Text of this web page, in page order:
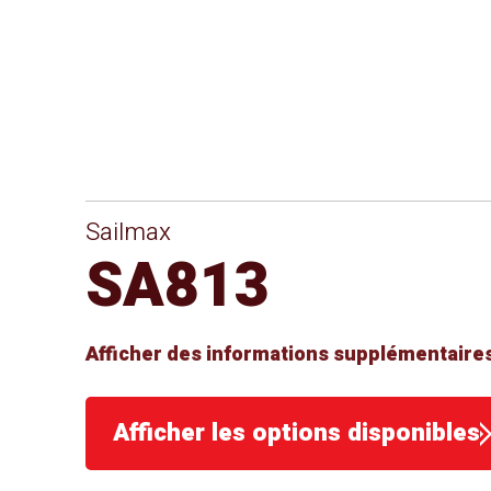
Sailmax
SA813
Afficher des informations
Afficher les options disponibles